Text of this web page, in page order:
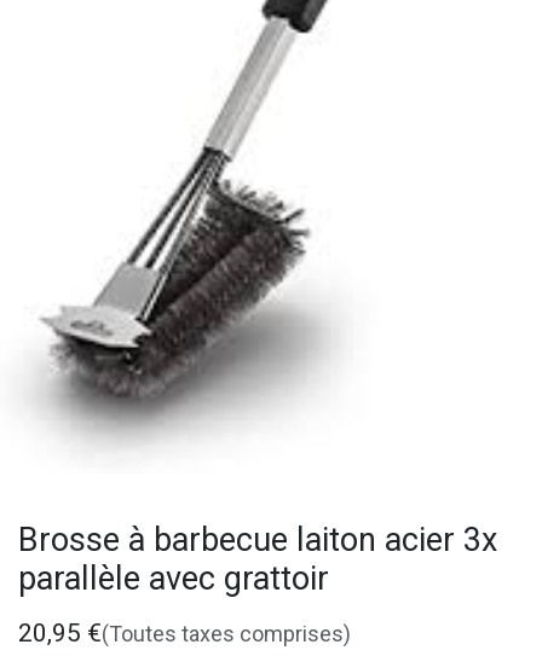
Brosse à barbecue laiton acier 3x
parallèle avec grattoir
20,95 €(Toutes taxes comprises)